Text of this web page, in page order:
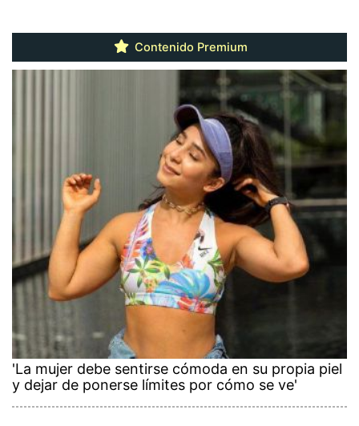
Contenido Premium
'La mujer debe sentirse cómoda en su propia piel
y dejar de ponerse límites por cómo se ve'